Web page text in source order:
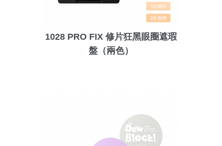
1028 PRO FIX 修片狂黑眼圈遮瑕
盤（兩色）